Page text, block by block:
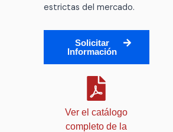
estrictas del mercado.
Solicitar
Información
Ver el catálogo
completo de la